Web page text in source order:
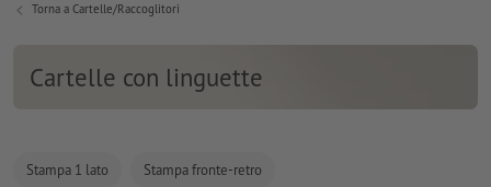
Torna a Cartelle/Raccoglitori
Cartelle con linguette
Stampa 1 lato Stampa fronte-retro